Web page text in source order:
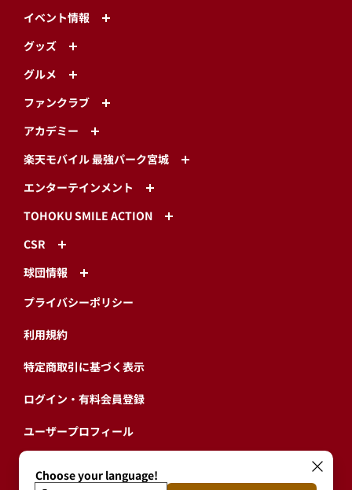
イベント情報
グッズ
グルメ
ファンクラブ
アカデミー
楽天モバイル 最強パーク宮城
エンターテインメント
TOHOKU SMILE ACTION
CSR
球団情報
プライバシーポリシー
利用規約
特定商取引に基づく表示
ログイン・有料会員登録
ユーザープロフィール